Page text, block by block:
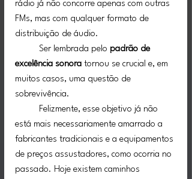
rádio já não concorre apenas com outras
FMs, mas com qualquer formato de
distribuição de áudio.
	Ser lembrada pelo
padrão de
excelência sonora tornou se crucial e, em
muitos casos, uma questão de
sobrevivência.
está mais necessariamente amarrado a
fabricantes tradicionais e a equipamentos
de preços assustadores, como ocorria no
passado. Hoje existem caminhos